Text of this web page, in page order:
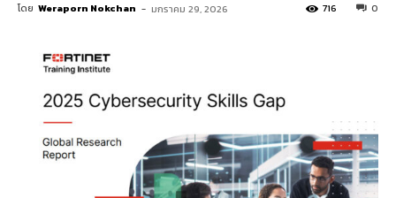
โดย Weraporn Nokchan - มกราคม 29, 2026 0
716